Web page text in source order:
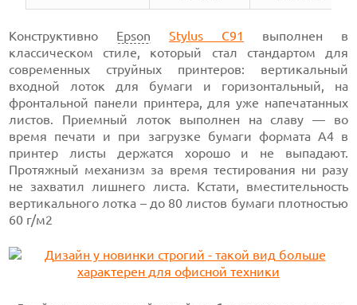
Конструктивно Epson Stylus C91
выполнен в
классическом стиле, который стал стандартом для
современных струйных принтеров: вертикальный
входной лоток для бумаги и горизонтальный, на
фронтальной панели принтера, для уже напечатанных
листов. Приемный лоток выполнен на славу — во
время печати и при загрузке бумаги формата А4 в
принтер листы держатся хорошо и не выпадают.
Протяжный механизм за время тестирования ни разу
не захватил лишнего листа. Кстати, вместительность
вертикального лотка – до 80 листов бумаги плотностью
60 г/м2